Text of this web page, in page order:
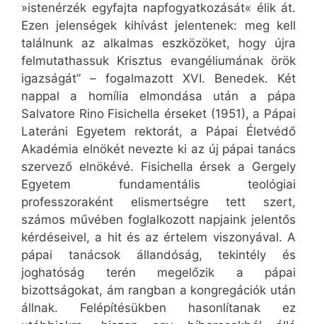
»istenérzék egyfajta napfogyatkozását« élik át.
Ezen jelenségek kihívást jelentenek: meg kell
találnunk az alkalmas eszközöket, hogy újra
felmutathassuk Krisztus evangéliumának örök
igazságát” – fogalmazott XVI. Benedek. Két
nappal a homília elmondása után a pápa
Salvatore Rino Fisichella érseket (1951), a Pápai
Lateráni Egyetem rektorát, a Pápai Életvédő
Akadémia elnökét nevezte ki az új pápai tanács
szervező elnökévé. Fisichella érsek a Gergely
Egyetem fundamentális teológiai
professzoraként elismertségre tett szert,
számos művében foglalkozott napjaink jelentős
kérdéseivel, a hit és az értelem viszonyával. A
pápai tanácsok állandóság, tekintély és
joghatóság terén megelőzik a pápai
bizottságokat, ám rangban a kongregációk után
állnak. Felépítésükben hasonlítanak ez